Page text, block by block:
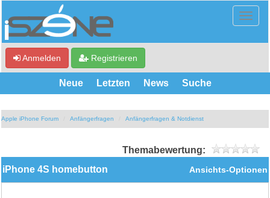
Anmelden Registrieren
Neue Letzten News Suche
Apple iPhone Forum Anfängerfragen Anfängerfragen & Notdienst
Themabewertung:
Ansichts-Optionen
iPhone 4S homebutton